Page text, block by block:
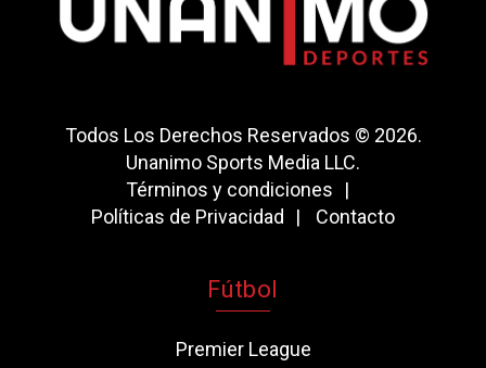
Todos Los Derechos Reservados © 2026.
Unanimo Sports Media LLC.
Términos y condiciones
Políticas de Privacidad
Contacto
Fútbol
Premier League